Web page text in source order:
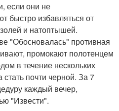
если они не
быстро избавляться от
и натоптышей.
"Обосновалась" противная
промокают полотенцем
в течение нескольких
почти черной. За 7
каждый вечер,
"Извести".